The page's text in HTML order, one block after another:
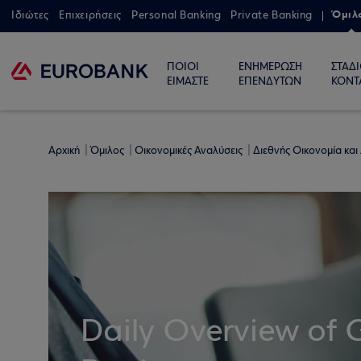
Ιδιώτες Επιχειρήσεις Personal Banking Private Banking
ΠΟΙΟΙ
ΕΙΜΑΣΤΕ
ΕΝΗΜΕΡΩΣΗ
ΕΠΕΝΔΥΤΩΝ
Αρχική Όμιλος Οικονομικές Αναλύσεις Διεθνής Οικονομία
Daily Overview of